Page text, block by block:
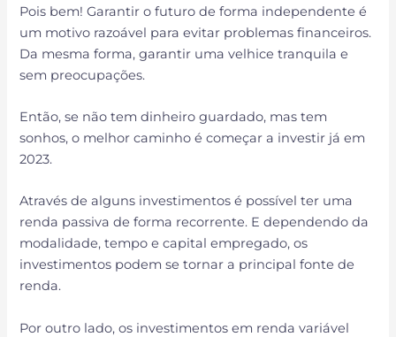
Pois bem! Garantir o futuro de forma independente é
um motivo razoável para evitar problemas financeiros.
Da mesma forma, garantir uma velhice tranquila e
sem preocupações.
Então, se não tem dinheiro guardado, mas tem
sonhos, o melhor caminho é começar a investir já em
2023.
Através de alguns investimentos é possível ter uma
renda passiva de forma recorrente. E dependendo da
modalidade, tempo e capital empregado, os
investimentos podem se tornar a principal fonte de
renda.
Por outro lado, os investimentos em renda variável